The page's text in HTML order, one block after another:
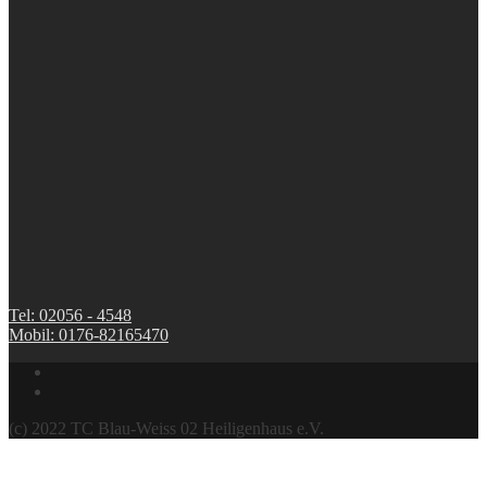
Tel: 02056 - 4548
Mobil: 0176-82165470
(c) 2022 TC Blau-Weiss 02 Heiligenhaus e.V.